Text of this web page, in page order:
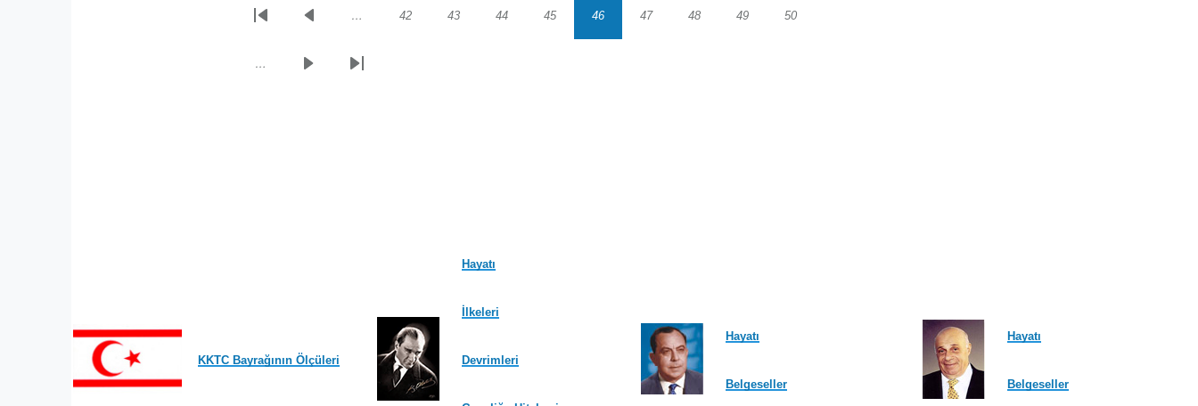
Sayfalama
İlk
Önceki
… Sayfa
42 Sayfa
43 Sayfa
44 Sayfa
45 Sayfa
46 Sayfa
47 Sayfa
48 Sayfa
49 Sayfa
50
…
Sonraki
Son
KKTC Bayrağının Ölçüleri
Hayatı
İlkeleri
Devrimleri
Hayatı
Belgeseller
Hayatı
Belgeseller